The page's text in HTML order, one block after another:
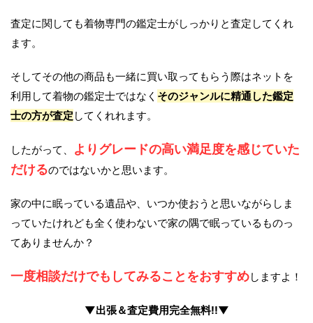
査定に関しても着物専門の鑑定士がしっかりと査定してくれ
ます。
そしてその他の商品も一緒に買い取ってもらう際はネットを
利用して着物の鑑定士ではなく そのジャンルに精通した鑑定
士の方が査定 してくれれます。
したがって、
よりグレードの高い満足度を感じていた
だけるのではないかと思います。
家の中に眠っている遺品や、いつか使おうと思いながらしま
っていたけれども全く使わないで家の隅で眠っているものっ
てありませんか？
一度相談だけでもしてみることをおすすめしますよ！
▼出張＆査定費用完全無料!!▼